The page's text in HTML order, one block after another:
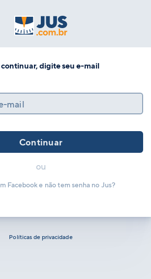
continuar, digite seu e-mail
mail
Continuar
ou
Facebook e não tem senha no Jus?
Políticas de privacidade